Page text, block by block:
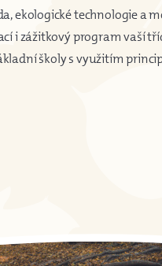
ekologické technologie a
i zážitkový program vaší
školy s využitím